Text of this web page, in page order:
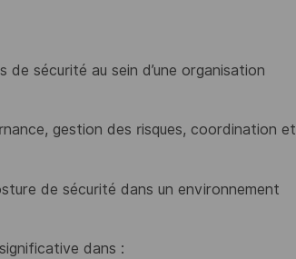
sécurité au sein d’une organisation
gestion des risques, coordination et
de sécurité dans un environnement
dans :